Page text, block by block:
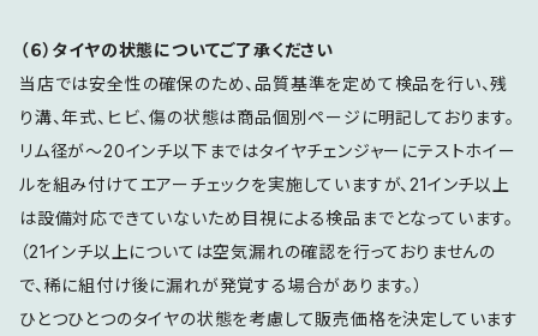
（６）タイヤの状態についてご了承ください
当店では安全性の確保のため、品質基準を定めて検品を行い、残
り溝、年式、ヒビ、傷の状態は商品個別ページに明記しております。
リム径が～20インチ以下まではタイヤチェンジャーにテストホイー
ルを組み付けてエアーチェックを実施していますが、21インチ以上
は設備対応できていないため目視による検品までとなっています。
（21インチ以上については空気漏れの確認を行っておりませんの
で、稀に組付け後に漏れが発覚する場合があります。）
ひとつひとつのタイヤの状態を考慮して販売価格を決定しています